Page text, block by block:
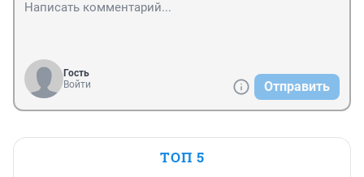
Гость
Войти
Отправить
ТОП 5